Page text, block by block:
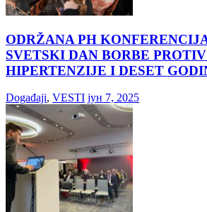
ODRŽANA PH
SVETSKI DAN BORBE
HIPERTENZIJE I DESET
Događaji, VESTI јун 7, 2025